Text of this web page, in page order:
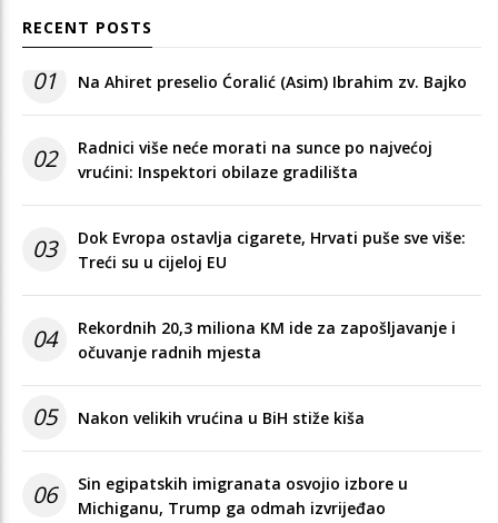
RECENT POSTS
01 Na Ahiret preselio Ćoralić (Asim) Ibrahim zv. Bajko
02
Radnici više neće morati na sunce po najvećoj
vrućini: Inspektori obilaze gradilišta
03
Dok Evropa ostavlja cigarete, Hrvati puše sve više:
Treći su u cijeloj EU
04
Rekordnih 20,3 miliona KM ide za zapošljavanje i
očuvanje radnih mjesta
05 Nakon velikih vrućina u BiH stiže kiša
06
Sin egipatskih imigranata osvojio izbore u
Michiganu, Trump ga odmah izvrijeđao